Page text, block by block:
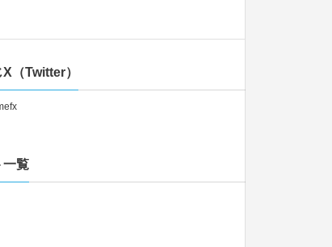
（Twitter）
一覧